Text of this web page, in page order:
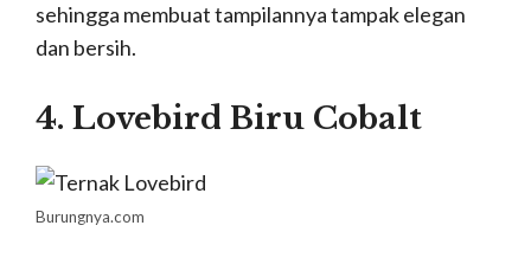
sehingga membuat tampilannya tampak elegan
dan bersih.
4. Lovebird Biru Cobalt
Burungnya.com